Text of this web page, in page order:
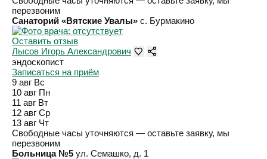
перезвоним
Санаторий «Вятские Увалы» с. Бурмакино
Оставить отзыв
Лысов Игорь Александрович
эндоскопист
Записаться на приём
9 авг Вс
10 авг Пн
11 авг Вт
12 авг Ср
13 авг Чт
Свободные часы уточняются — оставьте заявку, мы
перезвоним
Больница №5 ул. Семашко, д. 1